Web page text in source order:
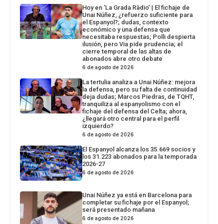
Hoy en ‘La Grada Ràdio’ | El fichaje de
Unai Núñez, ¿refuerzo suficiente para
el Espanyol?; dudas, contexto
económico y una defensa que
necesitaba respuestas; Polli despierta
ilusión, pero Via pide prudencia; el
cierre temporal de las altas de
abonados abre otro debate
6 de agosto de 2026
La tertulia analiza a Unai Núñez: mejora
la defensa, pero su falta de continuidad
deja dudas; Marcos Piedras, de TQHT,
tranquiliza al espanyolismo con el
fichaje del defensa del Celta; ahora,
¿llegará otro central para el perfil
izquierdo?
6 de agosto de 2026
El Espanyol alcanza los 35.669 socios y
los 31.223 abonados para la temporada
2026-27
6 de agosto de 2026
Unai Núñez ya está en Barcelona para
completar su fichaje por el Espanyol;
será presentado mañana
6 de agosto de 2026